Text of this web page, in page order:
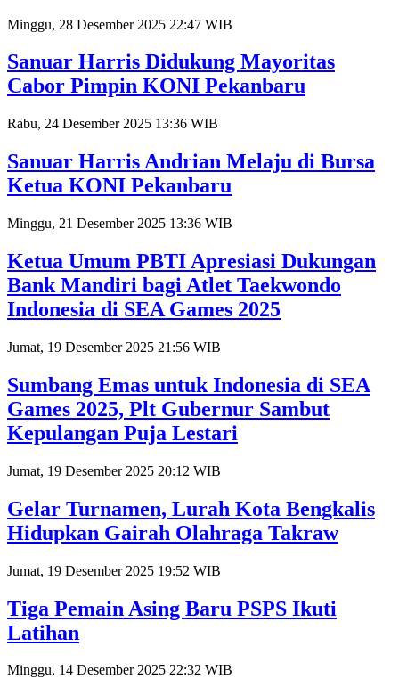
Minggu, 28 Desember 2025 22:47 WIB
Sanuar Harris Didukung Mayoritas
Cabor Pimpin KONI Pekanbaru
Rabu, 24 Desember 2025 13:36 WIB
Sanuar Harris Andrian Melaju di Bursa
Ketua KONI Pekanbaru
Minggu, 21 Desember 2025 13:36 WIB
Ketua Umum PBTI Apresiasi Dukungan
Bank Mandiri bagi Atlet Taekwondo
Indonesia di SEA Games 2025
Jumat, 19 Desember 2025 21:56 WIB
Sumbang Emas untuk Indonesia di SEA
Games 2025, Plt Gubernur Sambut
Kepulangan Puja Lestari
Jumat, 19 Desember 2025 20:12 WIB
Gelar Turnamen, Lurah Kota Bengkalis
Hidupkan Gairah Olahraga Takraw
Jumat, 19 Desember 2025 19:52 WIB
Tiga Pemain Asing Baru PSPS Ikuti
Latihan
Minggu, 14 Desember 2025 22:32 WIB